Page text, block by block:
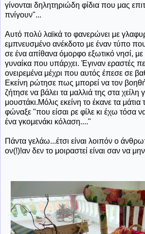
γίνονται δηλητηριώδη φίδια που μας
πνίγουν"...
Αυτό πολύ λαϊκά το φανερώνει με
εμπνευσμένο ανέκδοτο με έναν τύπο
σε ένα απίθανα όμορφο εξωτικό νησί,
γυναίκα που υπάρχει. Έγιναν εραστές
ονειρεμένα μέχρι που αυτός έπεσε σε
Εκείνη ρώτησε πως μπορεί να τον
ζήτησε να βάλει τα μαλλιά της στα χείλη
μουστάκι.Μόλις εκείνη το έκανε τα μάτια
φώναξε "που είσαι ρε φίλε κι έχω τόσα
ένα γκομενάκι κόλαση...."
Πάντα γελάω...έτσι είναι λοιπόν ο
ον(!)!αν δεν το μοιραστεί είναι σαν να